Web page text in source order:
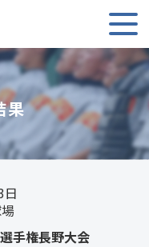
果
日
手権長野大会